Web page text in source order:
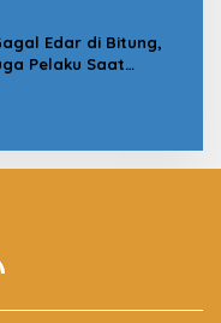
Edar di Bitung,
Pelaku Saat